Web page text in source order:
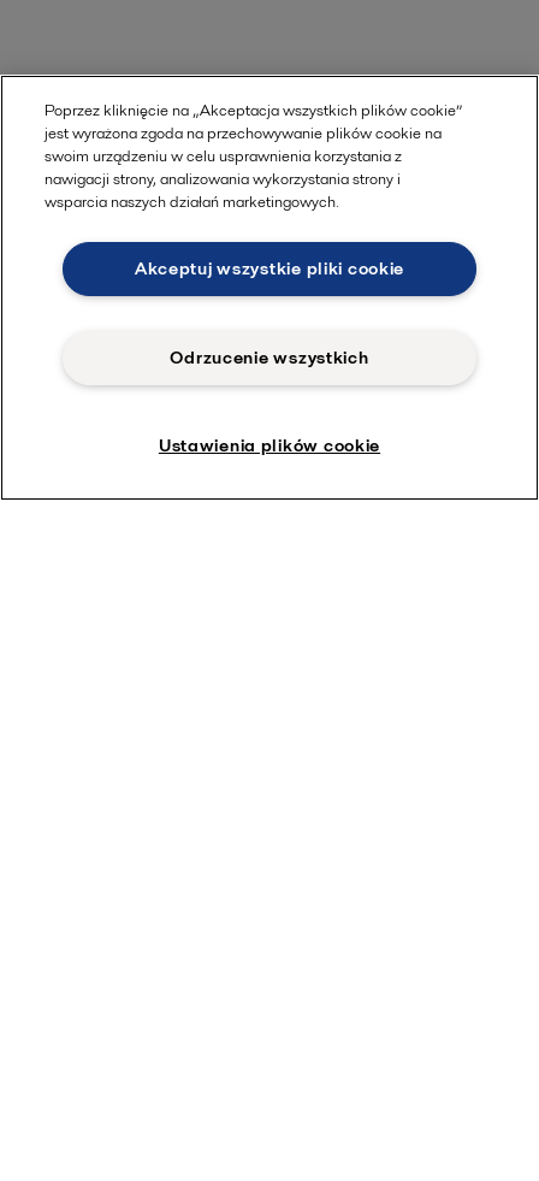
Poprzez kliknięcie na „Akceptacja wszystkich plików cookie”
jest wyrażona zgoda na przechowywanie plików cookie na
swoim urządzeniu w celu usprawnienia korzystania z
nawigacji strony, analizowania wykorzystania strony i
wsparcia naszych działań marketingowych.
Akceptuj wszystkie pliki cookie
Odrzucenie wszystkich
Ustawienia plików cookie